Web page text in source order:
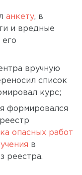
анкету, в
и вредные
вручную
список
курс;
формировался
опасных работ
в
реестра.